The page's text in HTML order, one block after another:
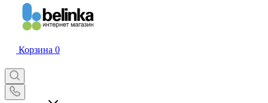
Корзина 0